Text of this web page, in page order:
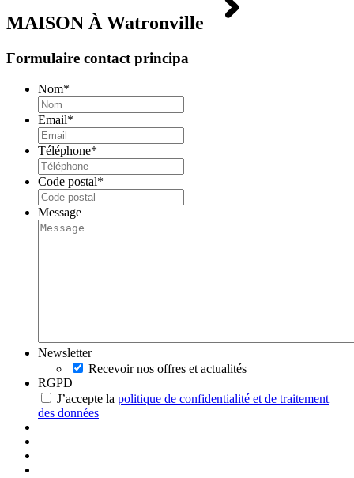
MAISON À Watronville
Formulaire contact principa
Nom*
Email*
Téléphone*
Code postal*
Message
Newsletter
Recevoir nos offres et actualités
RGPD
J’accepte la politique de confidentialité et de traitement
des données